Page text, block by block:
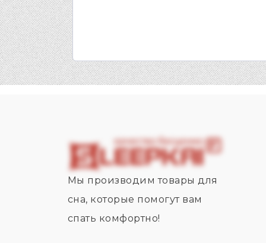
Мы производим товары для
сна, которые помогут вам
спать комфортно!